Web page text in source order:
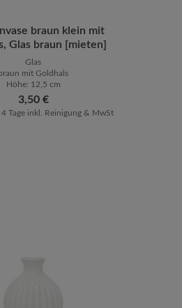
erhöhen oder zu
um die
Wert ein oder
Anzahl: Gib den
braun klein mit
Glas braun [mieten]
Glas
braun mit Goldhals
Höhe: 12,5 cm
Regulärer Preis:
3,50 €
Tage inkl. Reinigung & MwSt